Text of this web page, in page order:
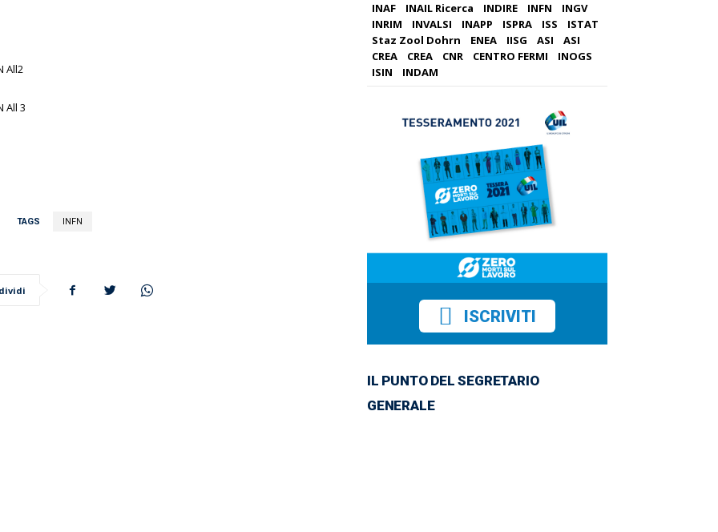
TAGS INFN
INAF INAIL Ricerca INDIRE INFN
INGV
INRIM
INVALSI INAPP ISPRA ISS
ISTAT
Staz Zool Dohrn
ENEA IISG ASI
ASI
CREA
CREA CNR CENTRO FERMI
INOGS
ISIN
INDAM
ISCRIVITI
IL PUNTO DEL SEGRETARIO
GENERALE